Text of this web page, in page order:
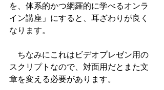
を、体系的かつ網羅的に学べるオンラ
イン講座」にすると、耳ざわりが良く
なります。
ちなみにこれはビデオプレゼン用の
スクリプトなので、対面用だとまた文
章を変える必要があります。